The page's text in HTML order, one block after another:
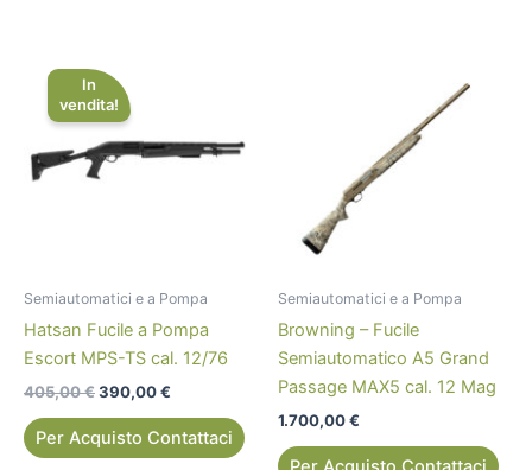
In
vendita!
Semiautomatici e a Pompa
Hatsan Fucile a Pompa
Escort MPS-TS cal. 12/76
405,00€
prezzo
originale
era:
390,00€
Per Acquisto Contattaci
Semiautomatici e a Pompa
Browning – Fucile
Semiautomatico A5 Grand
Passage MAX5 cal. 12 Mag
1.700,00€